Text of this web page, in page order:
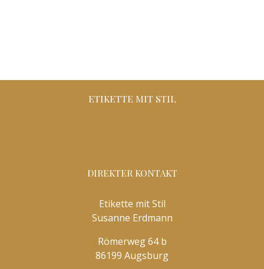
ETIKETTE MIT STIL
DIREKTER KONTAKT
Etikette mit Stil
Susanne Erdmann
Römerweg 64 b
86199 Augsburg